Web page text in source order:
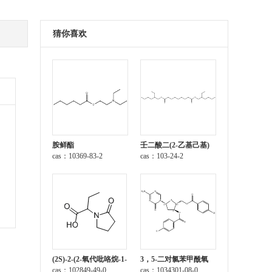
猜你喜欢
胺鲜酯
cas：10369-83-2
壬二酸二(2-乙基己基)
酯
cas：103-24-2
(2S)-2-(2-氧代吡咯烷-1-
基)丁酸
cas：102849-49-0
3，5-二对氯苯甲酰氧
基-2-脱氧-5-氮杂胞苷
cas：1034301-08-0